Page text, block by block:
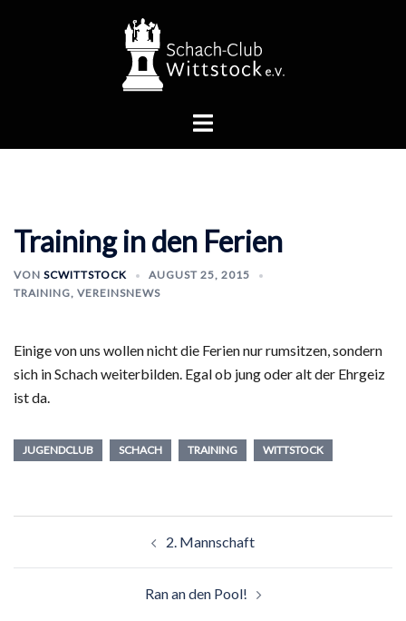
Menü
Training in den Ferien
VON SCWITTSTOCK
AUGUST 25, 2015
TRAINING, VEREINSNEWS
Einige von uns wollen nicht die Ferien nur rumsitzen, sondern
sich in Schach weiterbilden. Egal ob jung oder alt der Ehrgeiz
ist da.
JUGENDCLUB SCHACH TRAINING WITTSTOCK
2. Mannschaft
Ran an den Pool!